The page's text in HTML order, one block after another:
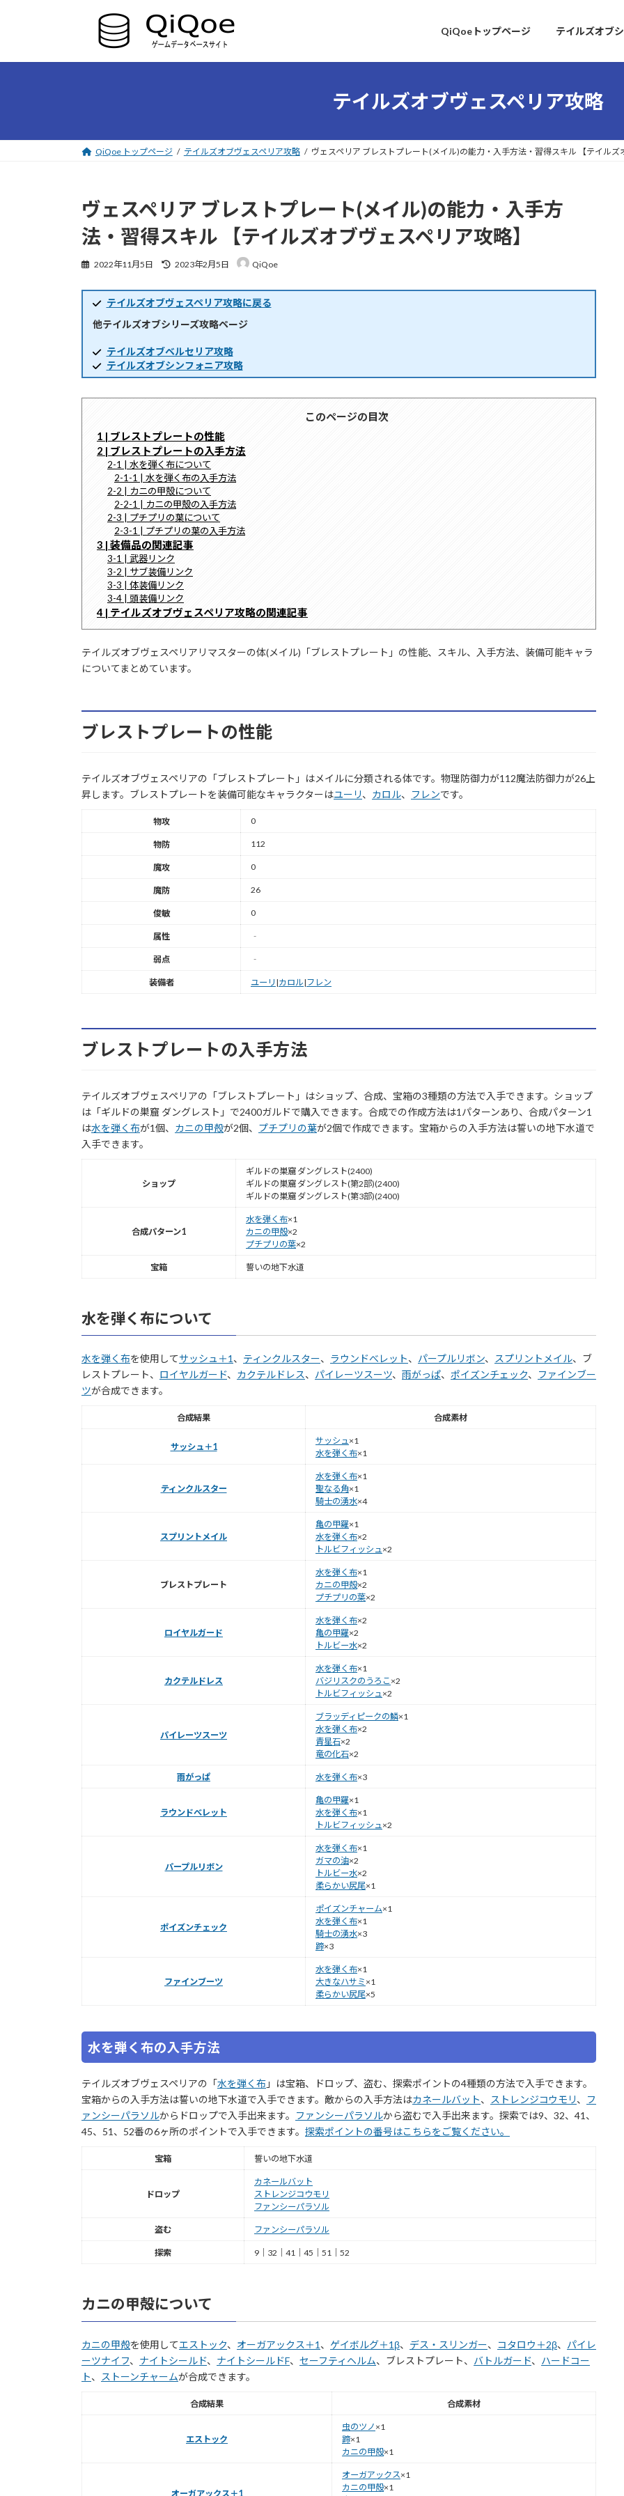
ツ
シ
QiQoeトップページ テイルズオブ
テイルズオブヴェスペリア攻略
QiQoe トップページ テイルズオブヴェスペリア攻略 ヴェスペリア ブレストプレート(メイル)の能力・入手方法・習得スキル 【テイルズ
ヴェスペリア ブレストプレート(メイル)の能力・入手方
法・習得スキル 【テイルズオブヴェスペリア攻略】
2022年11月5日
最
新
日
時
2023年2月5日 QiQoe
テイルズオブヴェスペリア攻略に戻る
他テイルズオブシリーズ攻略ページ
テイルズオブベルセリア攻略
テイルズオブシンフォニア攻略
このページの目次
1 | ブレストプレートの性能
2 | ブレストプレートの入手方法
2-1 | 水を弾く布について
2-1-1 | 水を弾く布の入手方法
2-2 | カニの甲殻について
2-2-1 | カニの甲殻の入手方法
2-3 | プチプリの葉について
2-3-1 | プチプリの葉の入手方法
3 | 装備品の関連記事
3-1 | 武器リンク
3-2 | サブ装備リンク
3-3 | 体装備リンク
3-4 | 頭装備リンク
4 | テイルズオブヴェスペリア攻略の関連記事
テイルズオブヴェスペリアリマスターの体(メイル)「ブレストプレート」の性能、スキル、入手方法、装備可能キャラ
についてまとめています。
ブレストプレートの性能
テイルズオブヴェスペリアの「ブレストプレート」はメイルに分類される体です。物理防御力が112魔法防御力が26上
昇します。ブレストプレートを装備可能なキャラクターはユーリ、 カロル、 フレンです。
物攻 0
物防 112
魔攻 0
魔防 26
俊敏 0
属性 ‐
弱点 ‐
装備者 ユーリ |カロル|フレン
ブレストプレートの入手方法
テイルズオブヴェスペリアの「ブレストプレート」はショップ、合成、宝箱の3種類の方法で入手できます。ショップ
は「ギルドの巣窟 ダングレスト」で2400ガルドで購入できます。合成での作成方法は1パターンあり、合成パターン1
は水を弾く布が1個、 カニの甲殻が2個、 プチプリの葉が2個で作成できます。宝箱からの入手方法は誓いの地下水道で
入手できます。
ショップ
ギルドの巣窟 ダングレスト(2400)
ギルドの巣窟 ダングレスト(第2部)(2400)
ギルドの巣窟 ダングレスト(第3部)(2400)
合成パターン1
水を弾く布×1
カニの甲殻×2
プチプリの葉×2
宝箱 誓いの地下水道
水を弾く布について
水を弾く布を使用してサッシュ＋1 、 ティンクルスター、 ラウンドべレット、 パープルリボン、 スプリントメイル、ブ
レストプレート、 ロイヤルガード、 カクテルドレス、 パイレーツスーツ、 雨がっぱ、 ポイズンチェック、
ファインブー
ツが合成できます。
合成結果 合成素材
サッシュ＋1
サッシュ×1
水を弾く布×1
ティンクルスター
水を弾く布×1
聖なる角×1
騎士の湧水×4
スプリントメイル
亀の甲羅×1
水を弾く布×2
トルビフィッシュ×2
ブレストプレート
水を弾く布×1
カニの甲殻×2
プチプリの葉×2
ロイヤルガード
水を弾く布×2
亀の甲羅×2
トルビー水×2
カクテルドレス
水を弾く布×1
バジリスクのうろこ ×2
トルビフィッシュ×2
パイレーツスーツ
ブラッディピークの鱗×1
水を弾く布×2
青星石×2
竜の化石×2
雨がっぱ 水を弾く布×3
ラウンドべレット
亀の甲羅×1
水を弾く布×1
トルビフィッシュ×2
パープルリボン
水を弾く布×1
ガマの油×2
トルビー水×2
柔らかい尻尾×1
ポイズンチェック
ポイズンチャーム×1
水を弾く布×1
騎士の湧水×3
蹄×3
ファインブーツ
水を弾く布×1
大きなハサミ ×1
柔らかい尻尾×5
水を弾く布の入手方法
テイルズオブヴェスペリアの「 水を弾く布 」は宝箱、ドロップ、盗む、探索ポイントの4種類の方法で入手できます。
宝箱からの入手方法は誓いの地下水道で入手できます。敵からの入手方法はカネールバット、 ストレンジコウモリ、
フ
ァンシーパラソルからドロップで入手出来ます。 ファンシーパラソルから盗むで入手出来ます。探索では9、32、41、
45、51、52番の6ヶ所のポイントで入手できます。 探索ポイントの番号はこちらをご覧ください。
宝箱 誓いの地下水道
ドロップ
カネールバット
ストレンジコウモリ
ファンシーパラソル
盗む ファンシーパラソル
探索 9｜32｜41｜45｜51｜52
カニの甲殻について
カニの甲殻を使用してエストック、 オーガアックス＋1 、 ゲイボルグ＋1β、 デス・スリンガー、 コタロウ＋2β、 パイレ
ーツナイフ、 ナイトシールド、 ナイトシールドF、 セーフティヘルム、ブレストプレート、 バトルガード、 ハードコー
ト、 ストーンチャームが合成できます。
合成結果 合成素材
エストック
虫のツノ ×1
蹄×1
カニの甲殻×1
オーガアックス＋1
オーガアックス×1
カニの甲殻×1